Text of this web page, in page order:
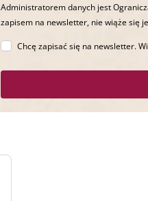
Administratorem danych jest
zapisem na newsletter, nie wiąże się
Chcę zapisać się na newsletter.